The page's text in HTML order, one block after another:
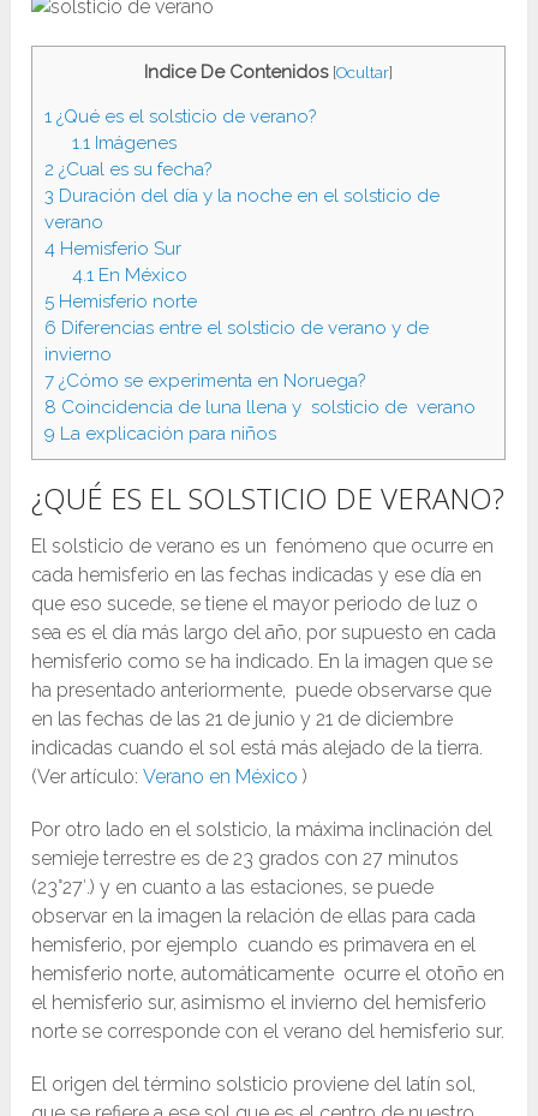
Indice De Contenidos [Ocultar]
1 ¿Qué es el solsticio de verano?
1.1Imágenes
2 ¿Cual es su fecha?
3 Duración del día y la noche en el solsticio de
verano
4 Hemisferio Sur
4.1En México
5 Hemisferio norte
6 Diferencias entre el solsticio de verano y de
invierno
7 ¿Cómo se experimenta en Noruega?
8 Coincidencia de luna llena y solsticio de verano
9 La explicación para niños
¿QUÉ ES EL SOLSTICIO DE VERANO?
El solsticio de verano es un fenómeno que ocurre en
cada hemisferio en las fechas indicadas y ese día en
que eso sucede, se tiene el mayor periodo de luz o
sea es el día más largo del año, por supuesto en cada
hemisferio como se ha indicado. En la imagen que se
ha presentado anteriormente, puede observarse que
en las fechas de las 21 de junio y 21 de diciembre
indicadas cuando el sol está más alejado de la tierra.
(Ver artículo: Verano en México )
Por otro lado en el solsticio, la máxima inclinación del
semieje terrestre es de 23 grados con 27 minutos
(23°27′.) y en cuanto a las estaciones, se puede
observar en la imagen la relación de ellas para cada
hemisferio, por ejemplo cuando es primavera en el
hemisferio norte, automáticamente ocurre el otoño en
el hemisferio sur, asimismo el invierno del hemisferio
norte se corresponde con el verano del hemisferio sur.
El origen del término solsticio proviene del latín sol,